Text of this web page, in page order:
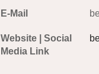
E-Mail
Website | Social
Media Link